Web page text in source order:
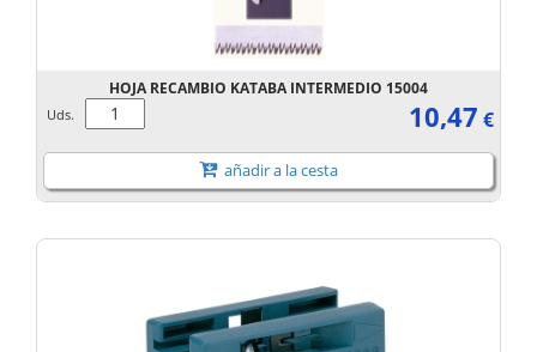
HOJA RECAMBIO KATABA INTERMEDIO 15004
Uds. 10,47 €
añadir a la cesta